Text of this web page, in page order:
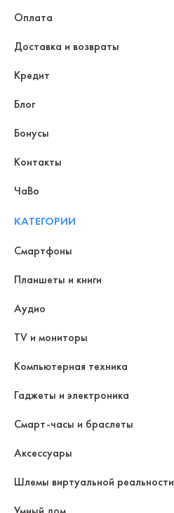
Оплата
Доставка и возвраты
Кредит
Блог
Бонусы
Контакты
ЧаВо
КАТЕГОРИИ
Смартфоны
Планшеты и книги
Аудио
TV и мониторы
Компьютерная техника
Гаджеты и электроника
Смарт-часы и браслеты
Аксессуары
Шлемы виртуальной реальности